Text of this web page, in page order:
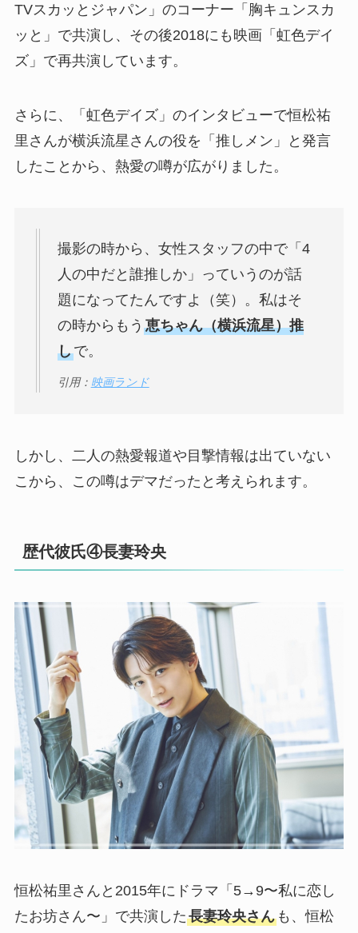
TVスカッとジャパン」のコーナー「胸キュンスカ
ッと」で共演し、その後2018にも映画「虹色デイ
ズ」で再共演しています。
さらに、「虹色デイズ」のインタビューで恒松祐
里さんが横浜流星さんの役を「推しメン」と発言
したことから、熱愛の噂が広がりました。
撮影の時から、女性スタッフの中で「4
人の中だと誰推しか」っていうのが話
題になってたんですよ（笑）。私はそ
の時からもう 恵ちゃん（横浜流星）推
しで。
引用： 映画ランド
しかし、二人の熱愛報道や目撃情報は出ていない
こから、この噂はデマだったと考えられます。
歴代彼氏④長妻玲央
恒松祐里さんと2015年にドラマ「5→9〜私に恋し
たお坊さん〜」で共演した長妻玲央さんも、恒松